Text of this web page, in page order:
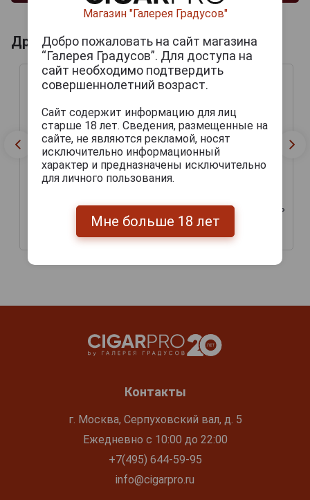
Другие продукты бренда BROUWERIJ
Embrasse Пиво Эмбрас
0.33л
453 руб.
Belle Fleur IPA Пиво Белль
Флер ИПА 0.33л
301 руб.
Контакты
г. Москва, Серпуховский вал, д. 5
Ежедневно с 10:00 до 22:00
+7(495) 644-59-95
info@cigarpro.ru
Магазин "Галерея Градусов"
Добро пожаловать на сайт магазина
“Галерея Градусов”. Для доступа на
сайт необходимо подтвердить
совершеннолетний возраст.
Сайт содержит информацию для лиц
старше 18 лет. Сведения, размещенные на
сайте, не являются рекламой, носят
исключительно информационный
характер и предназначены исключительно
для личного пользования.
Мне больше 18 лет